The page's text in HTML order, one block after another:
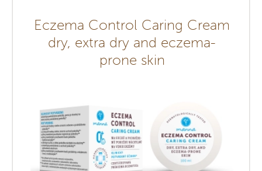
Eczema Control Caring Cream
dry, extra dry and eczema-
prone skin